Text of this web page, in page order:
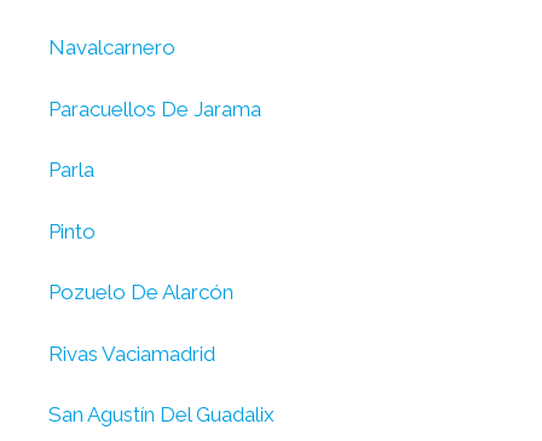
Navalcarnero
Paracuellos De Jarama
Parla
Pinto
Pozuelo De Alarcón
Rivas Vaciamadrid
San Agustín Del Guadalix